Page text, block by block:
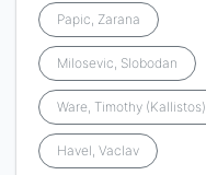
Papic, Zarana
Milosevic, Slobodan
Ware, Timothy (Kallistos)
Havel, Vaclav